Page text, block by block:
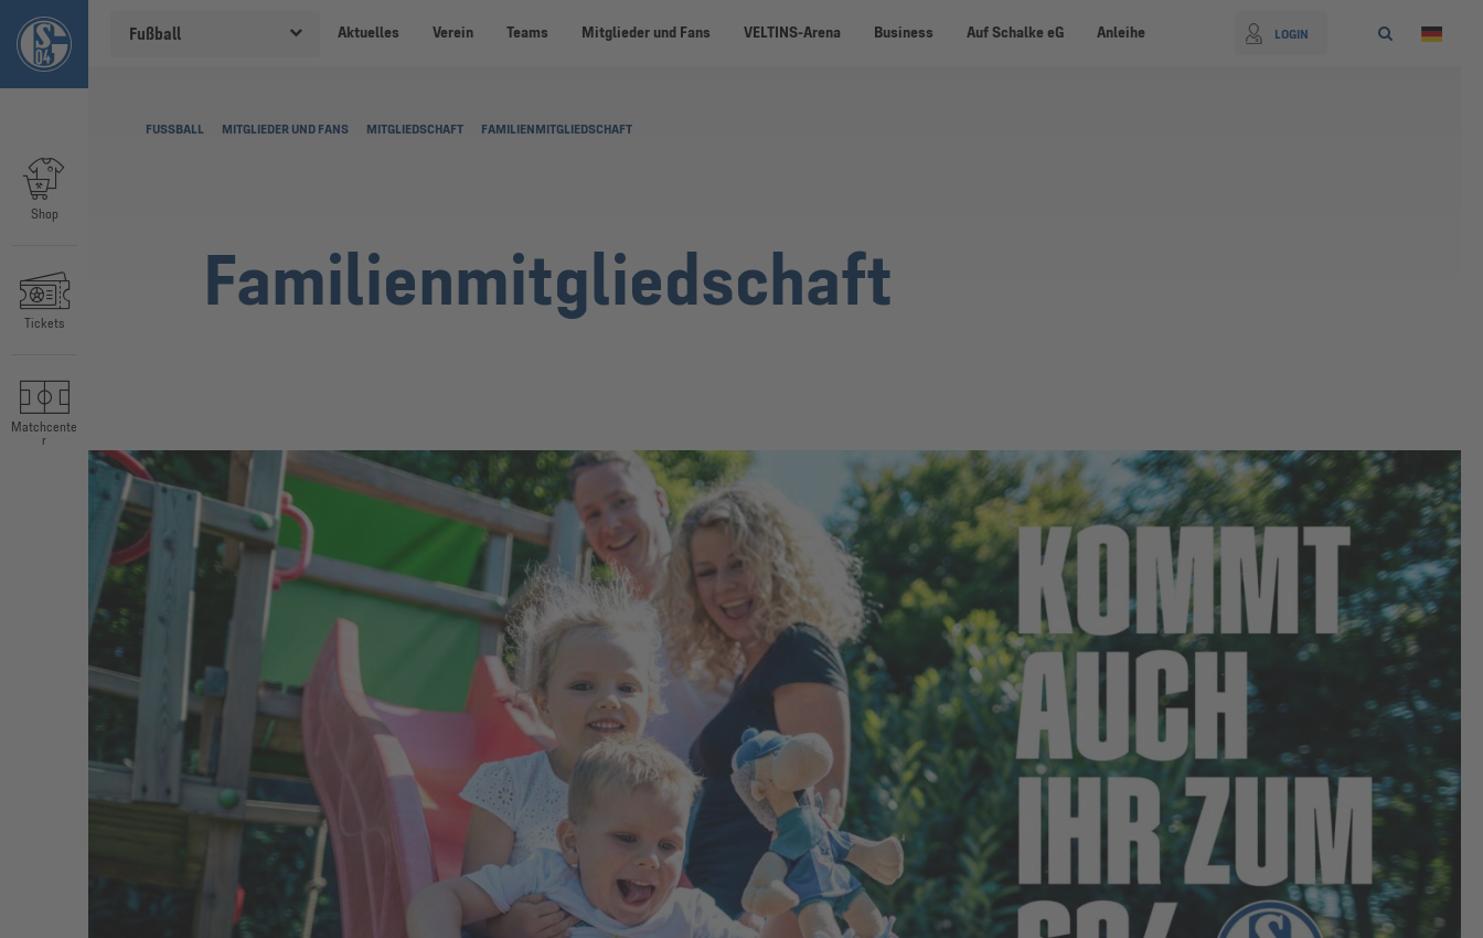
Fußball Aktuelles Verein Teams Mitglieder und Fans VELTINS-Arena Business Auf Schalke eG Anleihe LOGIN
Shop
Tickets
Matchcente
r
FUSSBALL MITGLIEDER UND FANS MITGLIEDSCHAFT FAMILIENMITGLIEDSCHAFT
Familienmitgliedschaft